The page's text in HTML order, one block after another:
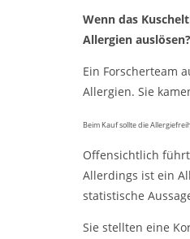
Wenn das
Allergien auslösen?
Ein Forscherteam
Allergien. Sie
Beim Kauf sollte die
Offensichtlich
Allerdings ist ein
statistische
Sie stellten eine